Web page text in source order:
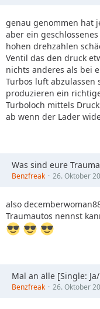
genau genommen hat
aber ein
hohen drehzahlen
Ventil das den druck
nichts anderes als bei
Turbos luft
produzieren ein
Turboloch mittels
ab wenn der Lader
Was sind eure
Benzfreak 26. Oktober
also
Traumautos nennst
Mal an alle [Single:
Benzfreak 26. Oktober